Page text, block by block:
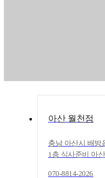
아산 월천점
충남 아산시 배방
1층 식사준비 아
070-8814-2026